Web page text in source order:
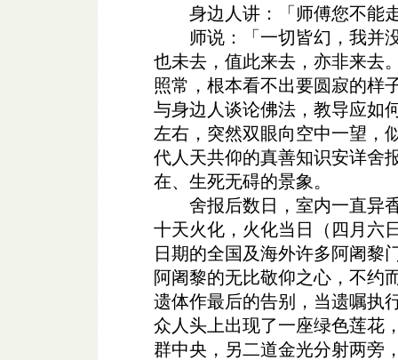
身边人讲：「师傅您不能
师说：「一切皆幻，我并没
也未去，值此来去，亦非来去
照常，根本看不出要圆寂的样
与身边人谈论佛法，教导应如
左右，突然双眼向空中一望，
代人天共仰的真善知识安详舍
在、生死无碍的景象。
舍报后数日，室内一直异香
十天火化，火化当日（四月六
日期的全国及海外许多阿阇黎
阿阇黎的无比敬仰之心，不约
遗体作最后的告别，当遗嘱执
众人头上出现了一座绿色莲花
群中央，另二道金光分射两旁